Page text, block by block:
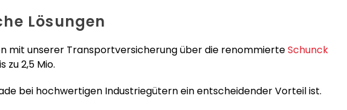
Lösungen
mit unserer Transportversicherung über die renommierteSchunck
zu 2,5 Mio.
bei hochwertigen Industriegütern ein entscheidender Vorteil ist.